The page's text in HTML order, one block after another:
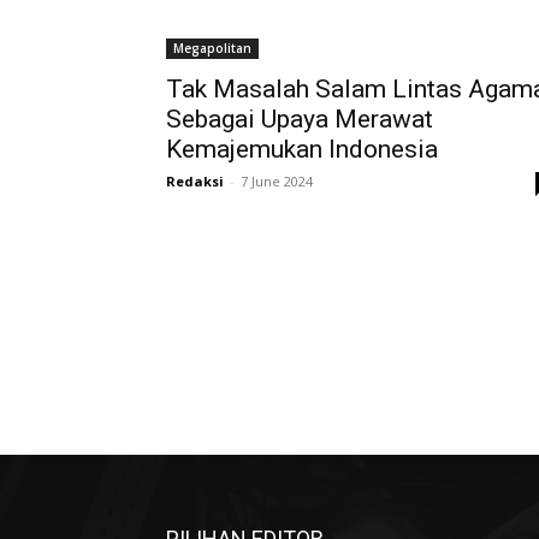
Megapolitan
Tak Masalah Salam Lintas
Sebagai Upaya Merawat
Kemajemukan Indonesia
Redaksi - 7 June 2024